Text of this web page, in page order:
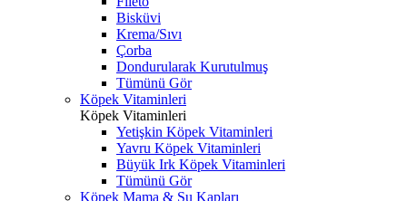
Bisküvi
Krema/Sıvı
Çorba
Dondurularak Kurutulmuş
Tümünü Gör
Köpek Vitaminleri
Köpek Vitaminleri
Yetişkin Köpek Vitaminleri
Yavru Köpek Vitaminleri
Büyük Irk Köpek Vitaminleri
Tümünü Gör
Köpek Mama & Su Kapları